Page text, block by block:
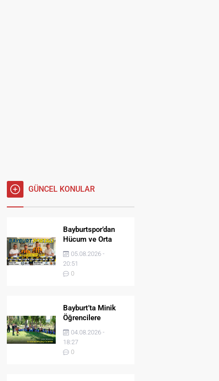
GÜNCEL KONULAR
Bayburtspor’dan
Hücum ve Orta
Sahaya İki Önemli
Takviye
05.08.2026 -
20:51
0
Bayburt’ta Minik
Öğrencilere
Jandarma Mesleği
Tanıtıldı
04.08.2026 -
18:27
0